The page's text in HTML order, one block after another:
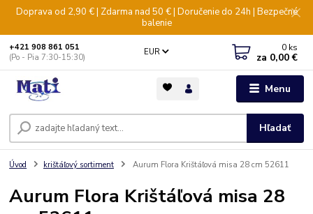
Doprava od 2,90 € | Zdarma nad 50 € | Doručenie do 24h | Bezpečné
balenie
Menu
EUR
Hľadať
+421 908 861 051
(Po - Pia 7:30-15:30)
0 ks
za 0,00 €
Úvod krištáľový sortiment Aurum Flora Krištáľová misa 28 cm 52611
Aurum Flora Krištáľová misa 28